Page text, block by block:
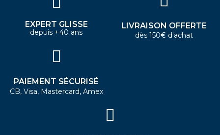
EXPERT GLISSE
depuis +40 ans
LIVRAISON OFFERTE
dès 150€ d'achat
PAIEMENT SÉCURISÉ
CB, Visa, Mastercard, Amex